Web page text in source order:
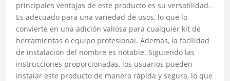
principales ventajas de este producto es su versatilidad.
Es adecuado para una variedad de usos, lo que lo
convierte en una adición valiosa para cualquier kit de
herramientas o equipo profesional. Además, la facilidad
de instalación del nombre es notable. Siguiendo las
instrucciones proporcionadas, los usuarios pueden
instalar este producto de manera rápida y segura, lo que